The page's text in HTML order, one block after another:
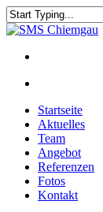
Startseite
Aktuelles
Team
Angebot
Referenzen
Fotos
Kontakt